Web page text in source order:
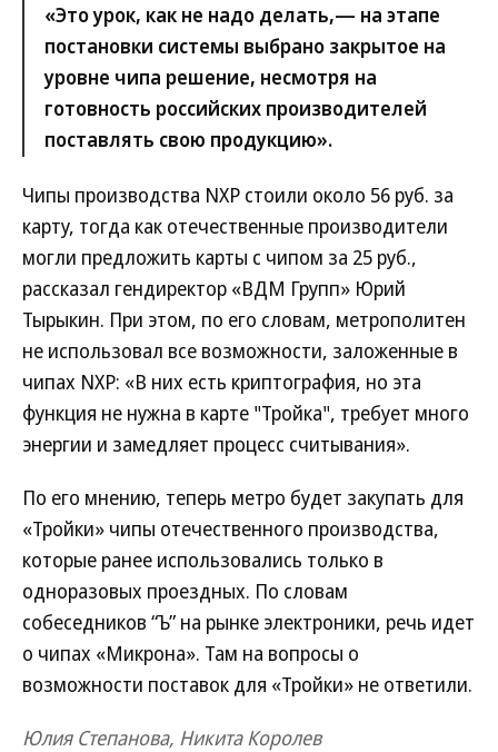
«Это урок, как не надо делать,— на этапе
постановки системы выбрано закрытое на
уровне чипа решение, несмотря на
готовность российских производителей
поставлять свою продукцию».
Чипы производства NXP стоили около 56 руб. за
карту, тогда как отечественные производители
могли предложить карты с чипом за 25 руб.,
рассказал гендиректор «ВДМ Групп» Юрий
Тырыкин. При этом, по его словам, метрополитен
не использовал все возможности, заложенные в
чипах NXP: «В них есть криптография, но эта
функция не нужна в карте "Тройка", требует много
энергии и замедляет процесс считывания».
По его мнению, теперь метро будет закупать для
«Тройки» чипы отечественного производства,
которые ранее использовались только в
одноразовых проездных. По словам
собеседников “Ъ” на рынке электроники, речь идет
о чипах «Микрона». Там на вопросы о
возможности поставок для «Тройки» не ответили.
Юлия Степанова, Никита Королев